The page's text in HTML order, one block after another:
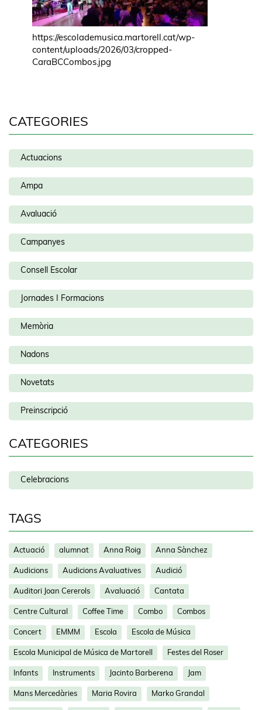
https://escolademusica.martorell.cat/wp-
content/uploads/2026/03/cropped-
CaraBCCombos.jpg
CATEGORIES
Actuacions
Ampa
Avaluació
Campanyes
Consell Escolar
Jornades I Formacions
Memòria
Nadons
Novetats
Preinscripció
CATEGORIES
Celebracions
TAGS
Actuació alumnat Anna Roig Anna Sànchez
Audicions Audicions Avaluatives Audició
Auditori Joan Cererols Avaluació Cantata
Centre Cultural Coffee Time Combo Combos
Concert EMMM Escola Escola de Música
Escola Municipal de Música de Martorell Festes del Roser
Infants Instruments Jacinto Barberena Jam
Mans Mercedàries Maria Rovira Marko Grandal